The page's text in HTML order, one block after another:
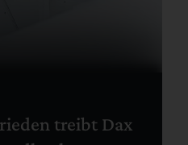
treibt Dax